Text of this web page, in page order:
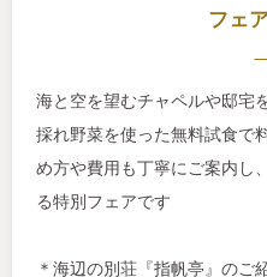
フェ
海と空を望むチャペルや邸宅
採れ野菜を使った無料試食で
め方や費用も丁寧にご案内し
る特別フェアです
＊海辺の別荘『指帆亭』のご